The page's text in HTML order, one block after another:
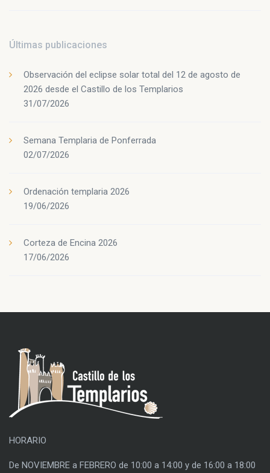
Últimas publicaciones
Observación del eclipse solar total del 12 de agosto de
2026 desde el Castillo de los Templarios
31/07/2026
Semana Templaria de Ponferrada
02/07/2026
Ordenación templaria 2026
19/06/2026
Corteza de Encina 2026
17/06/2026
HORARIO
De NOVIEMBRE a FEBRERO de 10:00 a 14:00 y de 16:00 a 18:00